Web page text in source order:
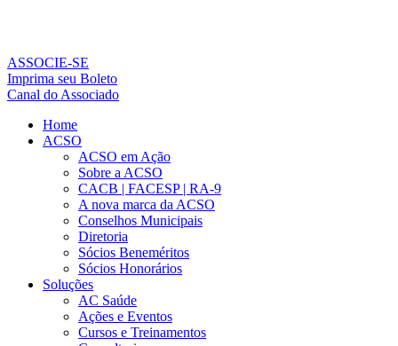
conteúdo
ASSOCIE-SE
Imprima seu Boleto
Canal do Associado
Home
ACSO
ACSO em Ação
Sobre a ACSO
CACB | FACESP | RA-9
A nova marca da ACSO
Conselhos Municipais
Diretoria
Sócios Beneméritos
Sócios Honorários
Soluções
AC Saúde
Ações e Eventos
Cursos e Treinamentos